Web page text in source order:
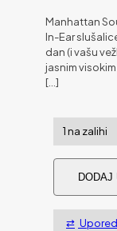
Manhattan
In-Ear
dan (i vašu
jasnim
[…]
1 na zalihi
Slušalice
MANHATTAN
Stereo
sa
mikrofonom
DODAJ